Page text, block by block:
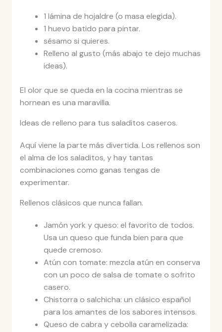
1 lámina de hojaldre (o masa elegida).
1 huevo batido para pintar.
sésamo si quieres.
Relleno al gusto (más abajo te dejo muchas
ideas).
El olor que se queda en la cocina mientras se
hornean es una maravilla.
Ideas de relleno para tus saladitos caseros.
Aquí viene la parte más divertida. Los rellenos son
el alma de los saladitos, y hay tantas
combinaciones como ganas tengas de
experimentar.
Rellenos clásicos que nunca fallan.
Jamón york y queso: el favorito de todos.
Usa un queso que funda bien para que
quede cremoso.
Atún con tomate: mezcla atún en conserva
con un poco de salsa de tomate o sofrito
casero.
Chistorra o salchicha: un clásico español
para los amantes de los sabores intensos.
Queso de cabra y cebolla caramelizada: